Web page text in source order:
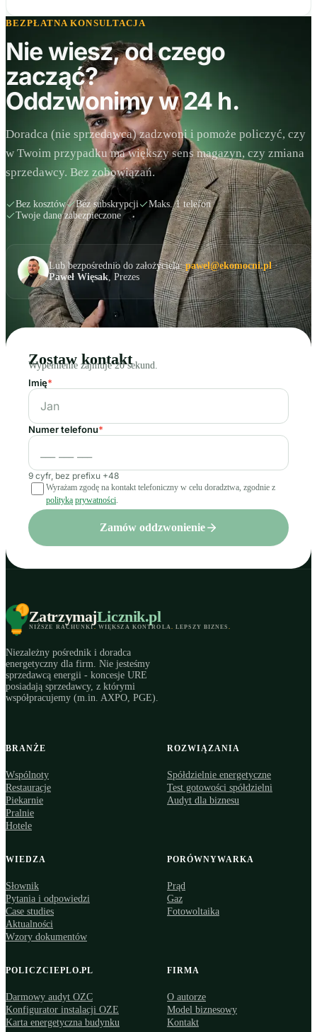
BEZPŁATNA KONSULTACJA
Nie wiesz, od czego
zacząć?
Oddzwonimy w 24 h.
Doradca (nie sprzedawca) zadzwoni i pomoże policzyć, czy
w Twoim przypadku ma większy sens magazyn, czy zmiana
sprzedawcy. Bez zobowiązań.
Bez kosztów Bez subskrypcji
Maks. 1 telefon
Twoje dane zabezpieczone
Lub bezpośrednio do założyciela:pawel@ekomocni.pl·
Paweł Więsak, Prezes
Zostaw kontakt
Wypełnienie zajmuje 20 sekund.
Imię*
Numer telefonu*
9 cyfr, bez prefixu +48
Wyrażam zgodę na kontakt telefoniczny w celu doradztwa, zgodnie z
polityką prywatności.
Zamów oddzwonienie
ZatrzymajLicznik.pl
NIŻSZE RACHUNKI. WIĘKSZA KONTROLA. LEPSZY BIZNES .
Niezależny pośrednik i doradca
energetyczny dla firm. Nie jesteśmy
sprzedawcą energii - koncesje URE
posiadają sprzedawcy, z którymi
współpracujemy (m.in. AXPO, PGE).
BRANŻE
Wspólnoty
Restauracje
Piekarnie
Pralnie
Hotele
ROZWIĄZANIA
Spółdzielnie energetyczne
Test gotowości spółdzielni
Audyt dla biznesu
WIEDZA
Słownik
Pytania i odpowiedzi
Case studies
Aktualności
Wzory dokumentów
PORÓWNYWARKA
Prąd
Gaz
Fotowoltaika
POLICZCIEPLO.PL
Darmowy audyt OZC
Konfigurator instalacji OZE
Karta energetyczna budynku
FIRMA
O autorze
Model biznesowy
Kontakt